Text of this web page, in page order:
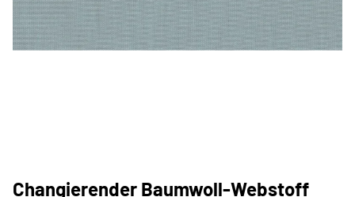
Changierender Baumwoll-Webstoff